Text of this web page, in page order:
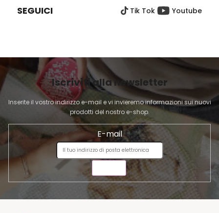
G
N
A
SEGUICI Tik Tok Youtube
Iscriviti alla newsletter
Inserite il vostro indirizzo e-mail e vi invieremo informazioni sui nuovi
prodotti del nostro e-shop.
E-mail